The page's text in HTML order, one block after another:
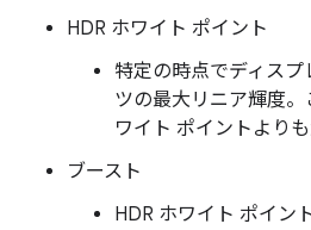
HDR ホワイト ポイント
特定の時点でディス
ツの最大リニア輝度
ワイト ポイントよりも
ブースト
HDR ホワイト ポイン